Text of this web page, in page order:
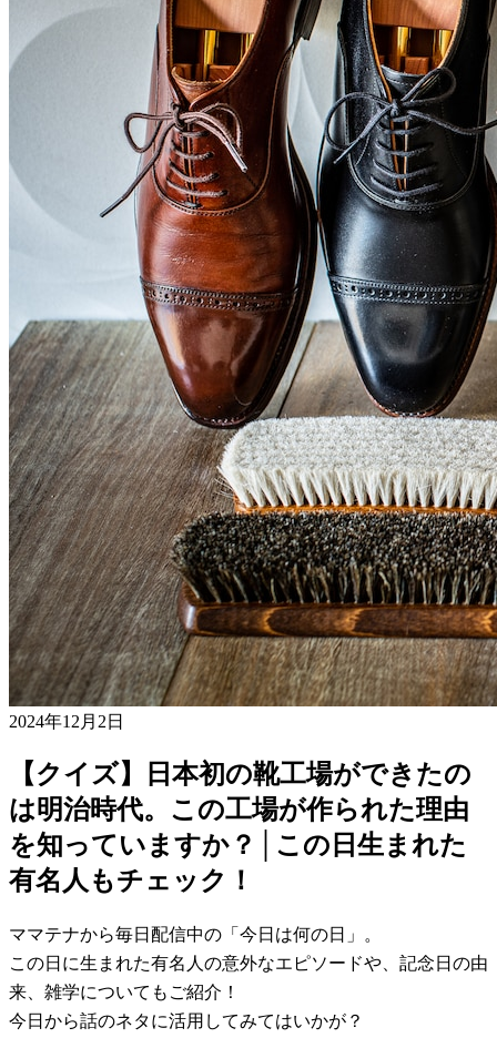
2024年12月2日
【クイズ】日本初の靴工場ができたの
は明治時代。この工場が作られた理由
を知っていますか？│この日生まれた
有名人もチェック！
ママテナから毎日配信中の「今日は何の日」。
この日に生まれた有名人の意外なエピソードや、記念日の由
来、雑学についてもご紹介！
今日から話のネタに活用してみてはいかが？